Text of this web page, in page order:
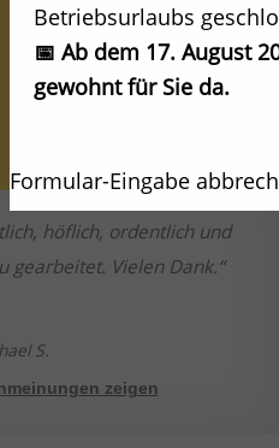
höflich, ordentlich und
gearbeitet. Vielen Dank.
S.
zeigen
Betriebsurlaubs
📅 Ab dem 17. August
gewohnt für Sie da.
Formular-Eingabe